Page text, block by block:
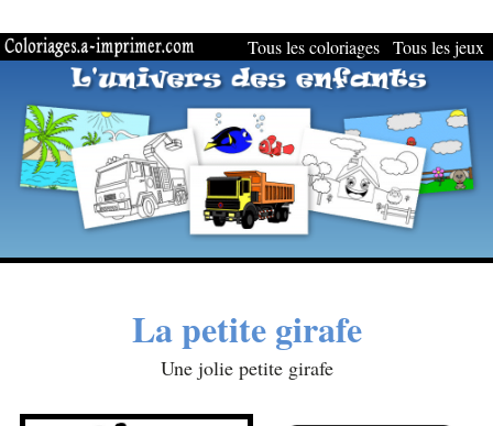
Tous les coloriages Tous les jeux
La petite girafe
Une jolie petite girafe